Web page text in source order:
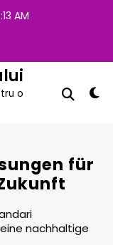
AM
o
für
nachhaltige